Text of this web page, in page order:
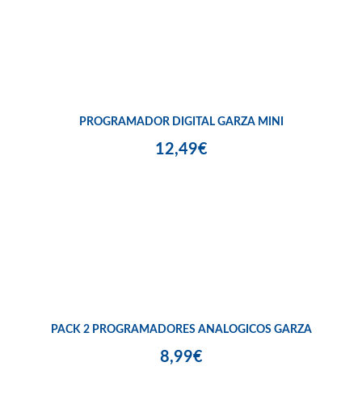
PROGRAMADOR DIGITAL GARZA MINI
12,49€
PACK 2 PROGRAMADORES ANALOGICOS GARZA
8,99€